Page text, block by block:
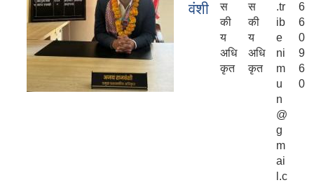
वंशी
स
की
य
अधि
कृत
स
की
य
अधि
कृत
.tr
ib
e
ni
m
u
n
@
g
m
ai
l.c
6
6
0
9
6
0